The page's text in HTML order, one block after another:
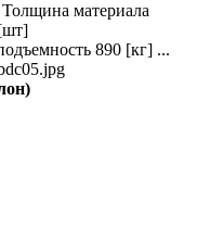
материала
890 [кг] ...